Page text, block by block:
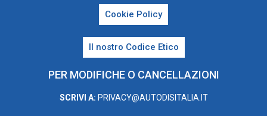
Cookie Policy
Il nostro Codice Etico
PER MODIFICHE O CANCELLAZIONI
SCRIVI A: PRIVACY@AUTODISITALIA.IT